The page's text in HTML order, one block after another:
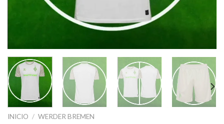
INICIO / WERDER BREMEN